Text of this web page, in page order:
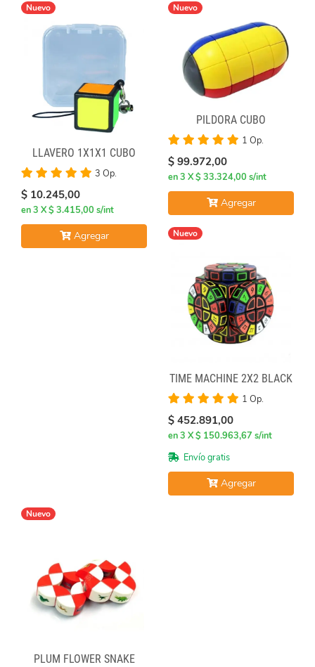
Nuevo
LLAVERO 1X1X1 CUBO
3 Op.
$ 10.245,00
en 3 X $ 3.415,00 s/int
Agregar
Nuevo
PILDORA CUBO
1 Op.
$ 99.972,00
en 3 X $ 33.324,00 s/int
Agregar
Nuevo
TIME MACHINE 2X2 BLACK
1 Op.
$ 452.891,00
en 3 X $ 150.963,67 s/int
Envío gratis
Agregar
Nuevo
PLUM FLOWER SNAKE